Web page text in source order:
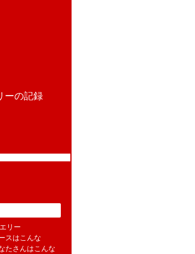
ーの記録
リー
スはこんな
たさんはこんな